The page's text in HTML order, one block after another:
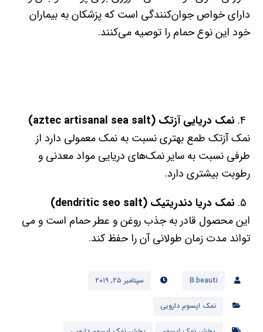
دارای خواص جوان‌کنندگی است که پزشکان به بیماران
خود این نوع حمام را توصیه می‌کنند.
نمک دریایی آزتک (aztec artisanal sea salt)
نمک آزتک طمع بهتری نسبت به نمک معمولی دارد از
طرفی نسبت به سایر نمک‌های دریایی مواد معدنی و
رطوبت بیشتری دارد.
نمک دریا دندریتیک (dendritic seo salt)
این محصول قادر به جذب روغن و عطر حمام است و می
تواند مدت زمان طولانی آن را حفظ کند.
B.beauti سپتامبر ۲۵, ۲۰۱۹
نمک اپسوم دارویی